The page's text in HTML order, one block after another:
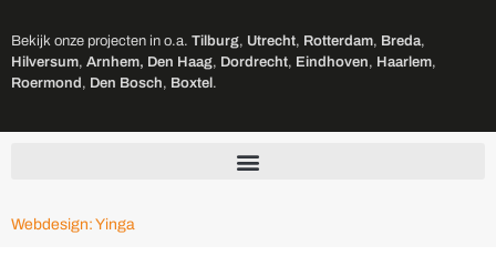
Bekijk onze projecten in o.a. Tilburg, Utrecht, Rotterdam, Breda,
Hilversum, Arnhem, Den Haag, Dordrecht, Eindhoven, Haarlem,
Roermond , Den Bosch, Boxtel .
Webdesign: Yinga